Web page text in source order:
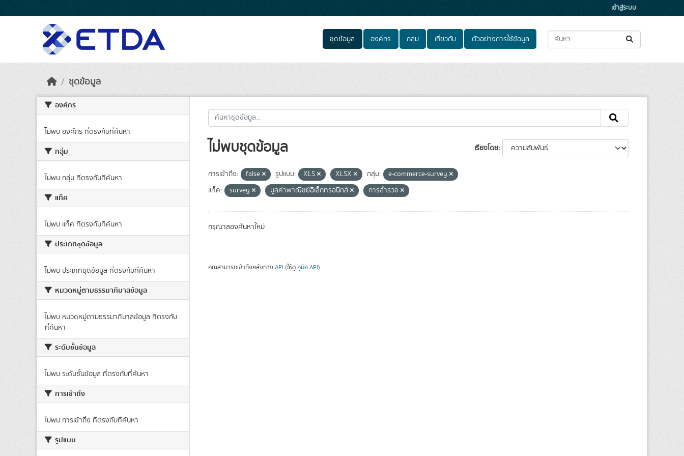
เข้าสู่ระบบ
ชุดข้อมูล องค์กร กลุ่ม เกี่ยวกับ ตัวอย่างการใช้ข้อมูล
ชุดข้อมูล
องค์กร
ไม่พบ องค์กร ที่ตรงกับที่ค้นหา
กลุ่ม
ไม่พบ กลุ่ม ที่ตรงกับที่ค้นหา
แท็ค
ไม่พบ แท็ค ที่ตรงกับที่ค้นหา
ประเภทชุดข้อมูล
ไม่พบ ประเภทชุดข้อมูล ที่ตรงกับที่ค้นหา
หมวดหมู่ตามธรรมาภิบาลข้อมูล
ไม่พบ หมวดหมู่ตามธรรมาภิบาลข้อมูล ที่ตรงกับ
ที่ค้นหา
ระดับชั้นข้อมูล
ไม่พบ ระดับชั้นข้อมูล ที่ตรงกับที่ค้นหา
การเข้าถึง
ไม่พบ การเข้าถึง ที่ตรงกับที่ค้นหา
รูปแบบ
เรียงโดย
ไม่พบชุดข้อมูล
การเข้าถึง: false รูปแบบ: XLS XLSX กลุ่ม:
e-commerce-survey
แท็ค:
survey มูลค่าพาณิชย์อิเล็กทรอนิกส์ การสำรวจ
กรุณาลองค้นหาใหม่
คุณสามารถเข้าถึงคลังทาง API (ให้ดู คู่มือ API).